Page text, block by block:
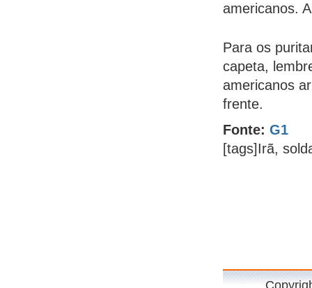
americanos.
Para os
capeta,
americanos
frente.
Fonte: G1
[tags]Irã,